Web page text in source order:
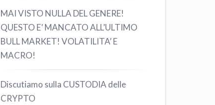
MAI VISTO NULLA DEL GENERE!
QUESTO E’ MANCATO ALL’ULTIMO
BULL MARKET! VOLATILITA’ E
MACRO!
Discutiamo sulla CUSTODIA delle
CRYPTO